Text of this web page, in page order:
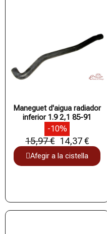
Maneguet d'aigua radiador
inferior 1.9 2,1 85-91
-10%
15,97 € 14,37 €
Afegir a la cistella